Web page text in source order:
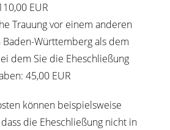
EUR
Trauung vor einem anderen
Baden-Württemberg als dem
dem Sie die Eheschließung
45,00 EUR
können beispielsweise
die Eheschließung nicht in